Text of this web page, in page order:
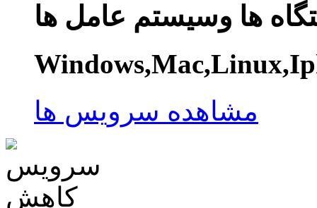
ها وسیستم عامل ها
مشاهده سرویس ها